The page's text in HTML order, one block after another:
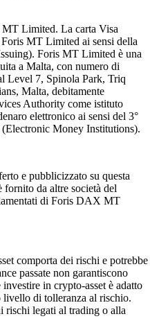
Limited. La carta Visa
Foris MT Limited ai sensi della
Foris MT Limited è una
a Malta, con numero di
Level 7, Spinola Park, Triq
Malta, debitamente
Authority come istituto
elettronico ai sensi del 3°
Money Institutions).
e pubblicizzato su questa
fornito da altre società del
di Foris DAX MT
comporta dei rischi e potrebbe
passate non garantiscono
in crypto-asset è adatto
livello di tolleranza al rischio.
legati al trading o alla